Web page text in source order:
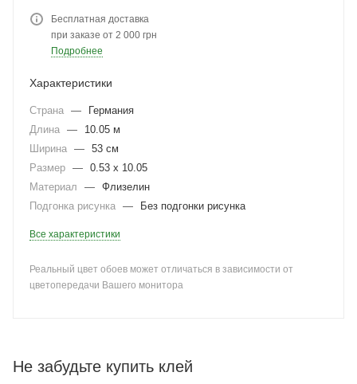
Бесплатная доставка
при заказе от 2 000 грн
Подробнее
Характеристики
Страна —
Германия
Длина —
10.05 м
Ширина — 53 см
Размер — 0.53 x 10.05
Материал
— Флизелин
Подгонка рисунка — Без подгонки рисунка
Все характеристики
Реальный цвет обоев может отличаться в зависимости от
цветопередачи Вашего монитора
Не забудьте купить клей